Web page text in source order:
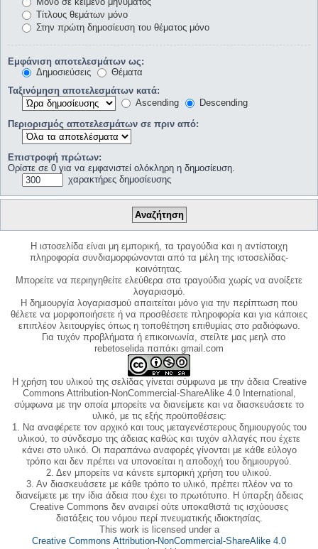
Τίτλους θεμάτων μόνο
Στην πρώτη δημοσίευση του θέματος μόνο
Εμφάνιση αποτελεσμάτων ως:
Δημοσιεύσεις
Θέματα
Ταξινόμηση αποτελεσμάτων κατά:
Ascending
Descending
Περιορισμός αποτελεσμάτων σε πριν από:
Επιστροφή πρώτων:
Ορίστε σε 0 για να εμφανιστεί ολόκληρη η δημοσίευση.
χαρακτήρες δημοσίευσης
Η ιστοσελίδα είναι μη εμπορική, τα τραγούδια και η αντίστοιχη
πληροφορία συνδιαμορφώνονται από τα μέλη της ιστοσελίδας-
κοινότητας.
Μπορείτε να περιηγηθείτε ελεύθερα στα τραγούδια χωρίς να ανοίξετε
λογαριασμό.
Η δημιουργία λογαριασμού απαιτείται μόνο για την περίπτωση που
θέλετε να μορφοποιήσετε ή να προσθέσετε πληροφορία και για κάποιες
επιπλέον λειτουργίες όπως η τοποθέτηση επιθυμίας στο ραδιόφωνο.
Για τυχόν προβλήματα ή επικοινωνία, στείλτε μας μεηλ στο
rebetoselida παπάκι gmail.com
Η χρήση του υλικού της σελίδας γίνεται σύμφωνα με την άδεια Creative
Commons Attribution-NonCommercial-ShareAlike 4.0 International,
σύμφωνα με την οποία μπορείτε να διανείμετε και να διασκευάσετε το
υλικό, με τις εξής προϋποθέσεις:
1. Να αναφέρετε τον αρχικό και τους μεταγενέστερους δημιουργούς του
υλικού, το σύνδεσμο της άδειας καθώς και τυχόν αλλαγές που έχετε
κάνει στο υλικό. Οι παραπάνω αναφορές γίνονται με κάθε εύλογο
τρόπο και δεν πρέπει να υπονοείται η αποδοχή του δημιουργού.
2. Δεν μπορείτε να κάνετε εμπορική χρήση του υλικού.
3. Αν διασκευάσετε με κάθε τρόπο το υλικό, πρέπει πλέον να το
διανείμετε με την ίδια άδεια που έχει το πρωτότυπο. Η ύπαρξη άδειας
Creative Commons δεν αναιρεί ούτε υποκαθιστά τις ισχύουσες
διατάξεις του νόμου περί πνευματικής ιδιοκτησίας.
This work is licensed under a
Creative Commons Attribution-NonCommercial-ShareAlike 4.0